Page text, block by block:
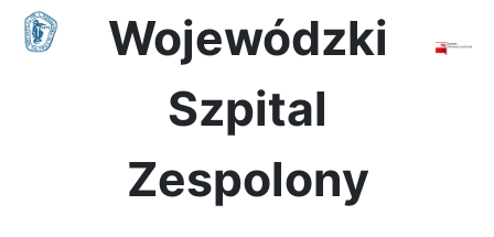
Wojewódzki
Szpital
Zespolony